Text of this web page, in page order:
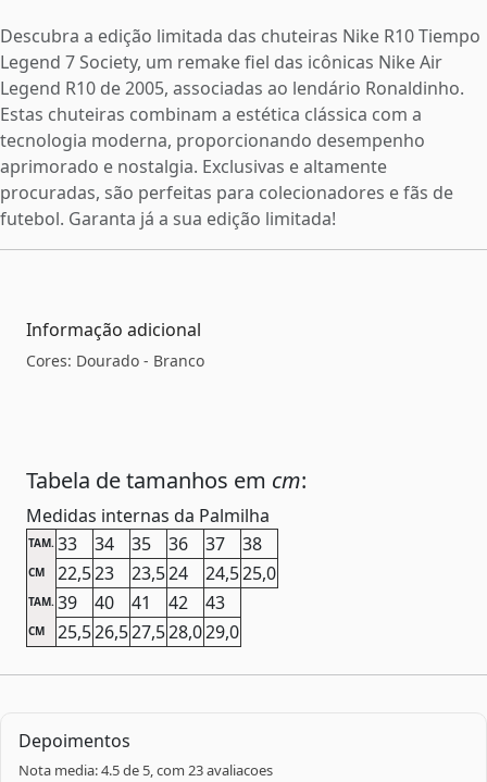
Descubra a edição limitada das chuteiras Nike R10 Tiempo
Legend 7 Society, um remake fiel das icônicas Nike Air
Legend R10 de 2005, associadas ao lendário Ronaldinho.
Estas chuteiras combinam a estética clássica com a
tecnologia moderna, proporcionando desempenho
aprimorado e nostalgia. Exclusivas e altamente
procuradas, são perfeitas para colecionadores e fãs de
futebol. Garanta já a sua edição limitada!
Informação adicional
Cores: Dourado - Branco
Tabela de tamanhos em cm:
Medidas internas da Palmilha
TAM. 33 34 35 36 37 38
CM 22,523 23,524 24,525,0
TAM. 39 40 41 42 43
CM 25,526,527,528,029,0
Depoimentos
Nota media: 4.5 de 5, com 23 avaliacoes